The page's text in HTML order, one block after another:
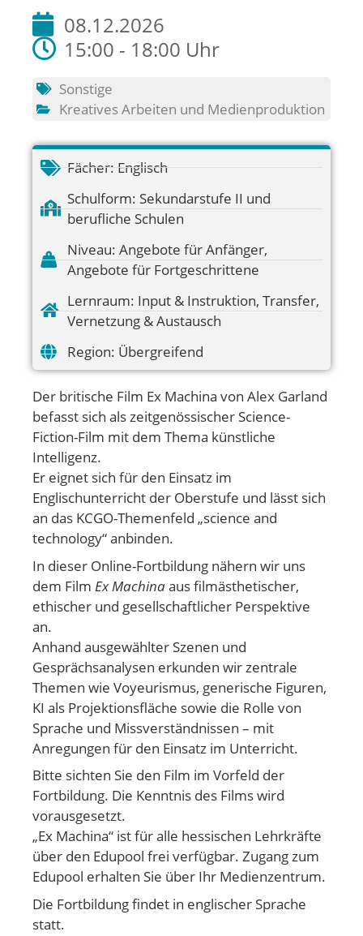
08.12.2026
15:00 - 18:00 Uhr
Sonstige
Kreatives Arbeiten und Medienproduktion
Fächer: Englisch
Schulform: Sekundarstufe II und
berufliche Schulen
Niveau: Angebote für Anfänger,
Angebote für Fortgeschrittene
Lernraum: Input & Instruktion, Transfer,
Vernetzung & Austausch
Region: Übergreifend
Der britische Film Ex Machina von Alex Garland
befasst sich als zeitgenössischer Science-
Fiction-Film mit dem Thema künstliche
Intelligenz.
Er eignet sich für den Einsatz im
Englischunterricht der Oberstufe und lässt sich
an das KCGO-Themenfeld „science and
technology“ anbinden.
In dieser Online-Fortbildung nähern wir uns
dem Film Ex Machinaaus filmästhetischer,
ethischer und gesellschaftlicher Perspektive
an.
Anhand ausgewählter Szenen und
Gesprächsanalysen erkunden wir zentrale
Themen wie Voyeurismus, generische Figuren,
KI als Projektionsfläche sowie die Rolle von
Sprache und Missverständnissen – mit
Anregungen für den Einsatz im Unterricht.
Bitte sichten Sie den Film im Vorfeld der
Fortbildung. Die Kenntnis des Films wird
vorausgesetzt.
„Ex Machina“ ist für alle hessischen Lehrkräfte
über den Edupool frei verfügbar. Zugang zum
Edupool erhalten Sie über Ihr Medienzentrum.
Die Fortbildung findet in englischer Sprache
statt.